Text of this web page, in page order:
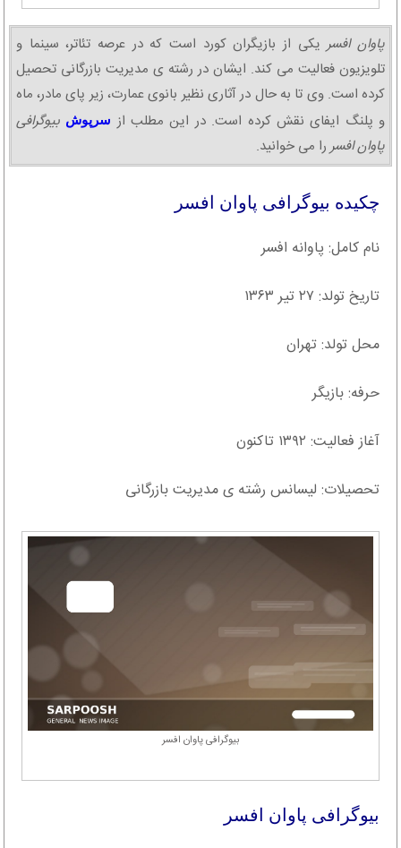
پاوان افسریکی از بازیگران کورد است که در عرصه تئاتر، سینما و
تلویزیون فعالیت می کند. ایشان در رشته ی مدیریت بازرگانی تحصیل
کرده است. وی تا به حال در آثاری نظیر بانوی عمارت، زیر پای مادر، ماه
و پلنگ ایفای نقش کرده است. در این مطلب از سرپوش بیوگرافی
پاوان افسررا می خوانید.
چکیده بیوگرافی پاوان افسر
نام کامل: پاوانه افسر
تاریخ تولد: ۲۷ تیر ۱۳۶۳
محل تولد: تهران
حرفه: بازیگر
آغاز فعالیت: ۱۳۹۲ تاکنون
تحصیلات: لیسانس رشته ی مدیریت بازرگانی
بیوگرافی پاوان افسر
بیوگرافی پاوان افسر